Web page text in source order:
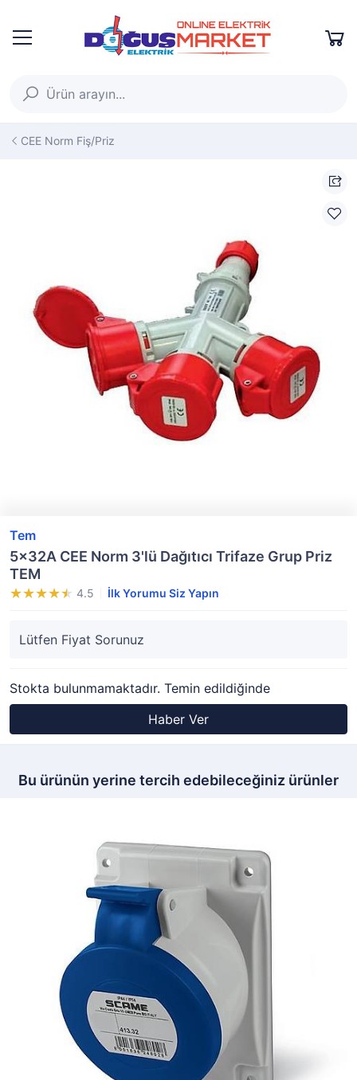
CEE Norm Fiş/Priz
Tem
5x32A CEE Norm 3'lü Dağıtıcı Trifaze Grup Priz
TEM
4.5 İlk Yorumu Siz Yapın
Lütfen Fiyat Sorunuz
Stokta bulunmamaktadır. Temin edildiğinde
Haber Ver
Bu ürünün yerine tercih edebileceğiniz ürünler